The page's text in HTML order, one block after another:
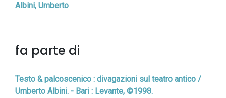
Albini, Umberto
fa parte di
Testo & palcoscenico : divagazioni sul teatro antico /
Umberto Albini. - Bari : Levante, ©1998.